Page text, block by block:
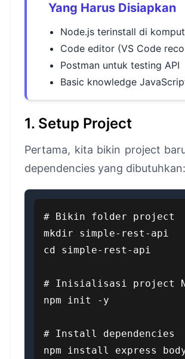
Yang Harus Disiapkan
Node.js terinstall di
Code editor (VS Code
Postman untuk testing API
Basic knowledge
1. Setup Project
Pertama, kita bikin project
dependencies yang dibutuhkan:
# Bikin folder project
mkdir simple-rest-api
cd simple-rest-api
# Inisialisasi project
npm init -y
# Install dependencies
npm install express